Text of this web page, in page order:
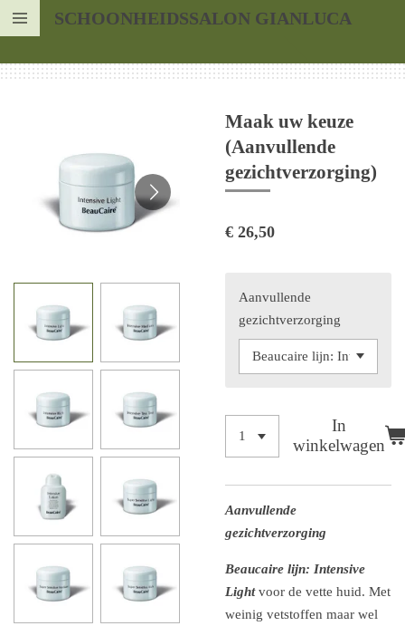
Ga
naar
SCHOONHEIDSSALON GIANLUCA
Maak uw keuze
(Aanvullende
gezichtverzorging)
€ 26,50
Aanvullende
gezichtverzorging
In
winkelwagen
Aanvullende
gezichtverzorging
Beaucaire lijn: Intensive
Lightvoor de vette huid. Met
weinig vetstoffen maar wel